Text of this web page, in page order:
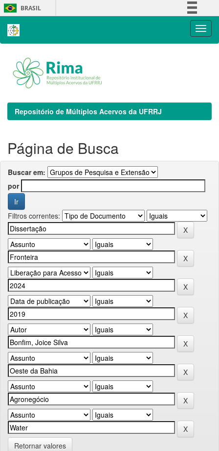
Skip
navigation
BRASIL
Repositório de Múltiplos Acervos da UFRRJ
Página de Busca
Buscar em:
por
Filtros correntes:
Retornar valores